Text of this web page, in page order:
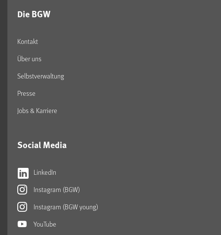
Die BGW
Kontakt
Über uns
Selbstverwaltung
Presse
Jobs & Karriere
Social Media
LinkedIn
Instagram (BGW)
Instagram (BGW young)
YouTube